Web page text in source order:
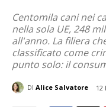
Centomila cani nei
nella sola UE, 248
all'anno. La filiera
classificato come
punto solo: il
DI Alice Salvatore 12